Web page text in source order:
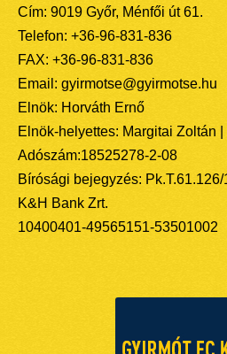
Cím: 9019 Győr, Ménfői út 61.
Telefon: +36-96-831-836
FAX: +36-96-831-836
Email: gyirmotse@gyirmotse.hu
Elnök: Horváth Ernő
Elnök-helyettes: Margitai Zoltán
Adószám:18525278-2-08
Bírósági bejegyzés:
K&H Bank Zrt.
10400401-49565151-53501002